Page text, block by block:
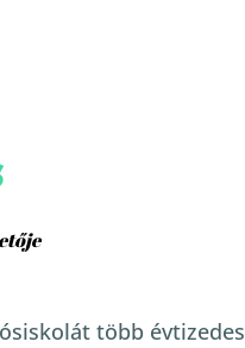
több évtizedes